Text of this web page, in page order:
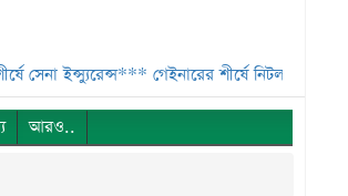
ইন্স্যুরেন্স*** গেইনারের শীর্ষে নিটল ইন্স্যুরেন্স***
আরও..